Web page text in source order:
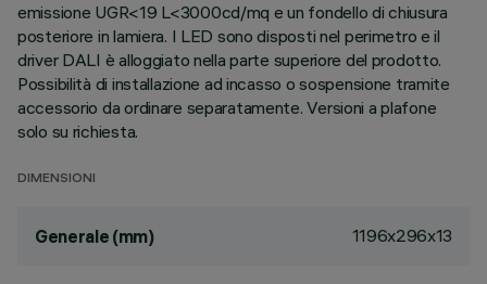
emissione UGR<19 L<3000cd/mq e un fondello di chiusura
posteriore in lamiera. I LED sono disposti nel perimetro e il
driver DALI è alloggiato nella parte superiore del prodotto.
Possibilità di installazione ad incasso o sospensione tramite
accessorio da ordinare separatamente. Versioni a plafone
solo su richiesta.
DIMENSIONI
Generale (mm) 1196x296x13